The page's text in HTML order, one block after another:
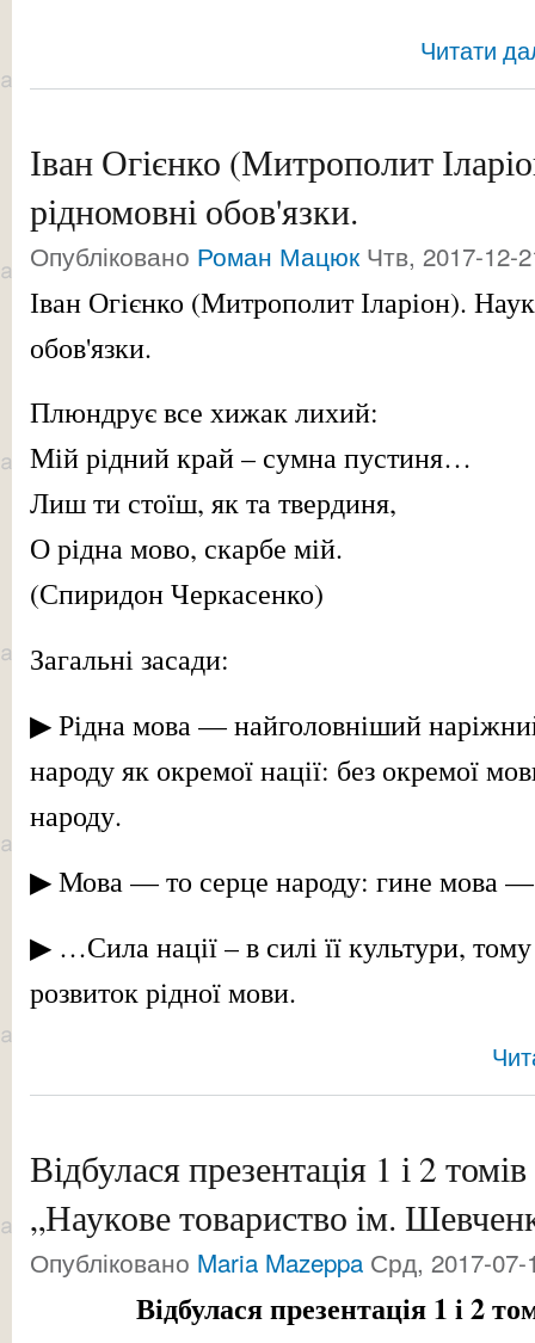
Читати
Іван Огієнко (Митрополит
рідномовні обов'язки.
Опубліковано Роман Мацюк Чтв, 2017-12-
Іван Огієнко (Митрополит Іларіон).
обов'язки.
Плюндрує все хижак лихий:
Мій рідний край – сумна пустиня…
Лиш ти стоїш, як та твердиня,
О рідна мово, скарбе мій.
(Спиридон Черкасенко)
Загальні засади:
▶ Рідна мова — найголовніший
народу як окремої нації: без окремої
народу.
▶ Мова — то серце народу: гине мова —
▶ …Сила нації – в силі її культури,
розвиток рідної мови.
Відбулася презентація 1 і 2
„Наукове товариство ім.
Опубліковано Maria Mazeppa Срд, 2017-07-
Відбуласяпрезентація 1 і 2